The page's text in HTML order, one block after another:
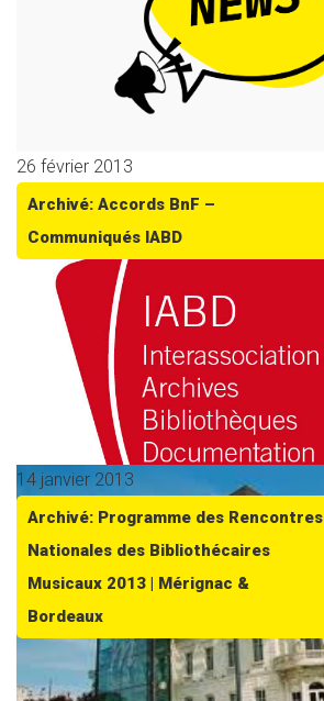
26 février 2013
Archivé: Accords BnF –
Communiqués IABD
14 janvier 2013
Archivé: Programme des Rencontres
Nationales des Bibliothécaires
Musicaux 2013 | Mérignac &
Bordeaux